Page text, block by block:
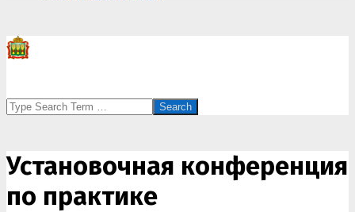
Search
Установочная конференция
по практике